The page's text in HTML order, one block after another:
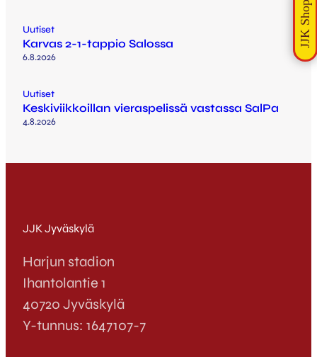
Uutiset
Karvas 2-1-tappio Salossa
6.8.2026
Uutiset
Keskiviikkoillan vieraspelissä vastassa SalPa
4.8.2026
JJK Jyväskylä
Harjun stadion
Ihantolantie 1
40720 Jyväskylä
Y-tunnus: 1647107-7